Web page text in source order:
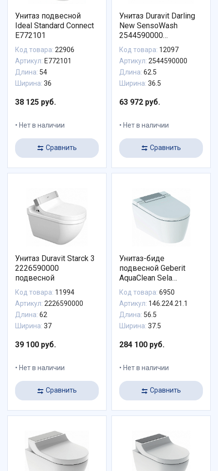
Унитаз подвесной
Ideal Standard Connect
E772101
Код товара: 22906
Артикул: E772101
Длина: 54
Ширина: 36
38 125 руб.
Нет в наличии
Сравнить
Унитаз Duravit Darling
New SensoWash
2544590000
подвесной
Код товара: 12097
Артикул: 2544590000
Длина: 62.5
Ширина: 36.5
63 972 руб.
Нет в наличии
Сравнить
Унитаз Duravit Starck 3
2226590000
подвесной
Код товара: 11994
Артикул: 2226590000
Длина: 62
Ширина: 37
39 100 руб.
Нет в наличии
Сравнить
Унитаз-биде
подвесной Geberit
AquaClean Sela
146.224.21.1 панель
хром
Код товара: 6950
Артикул: 146.224.21.1
Длина: 56.5
Ширина: 37.5
284 100 руб.
Нет в наличии
Сравнить